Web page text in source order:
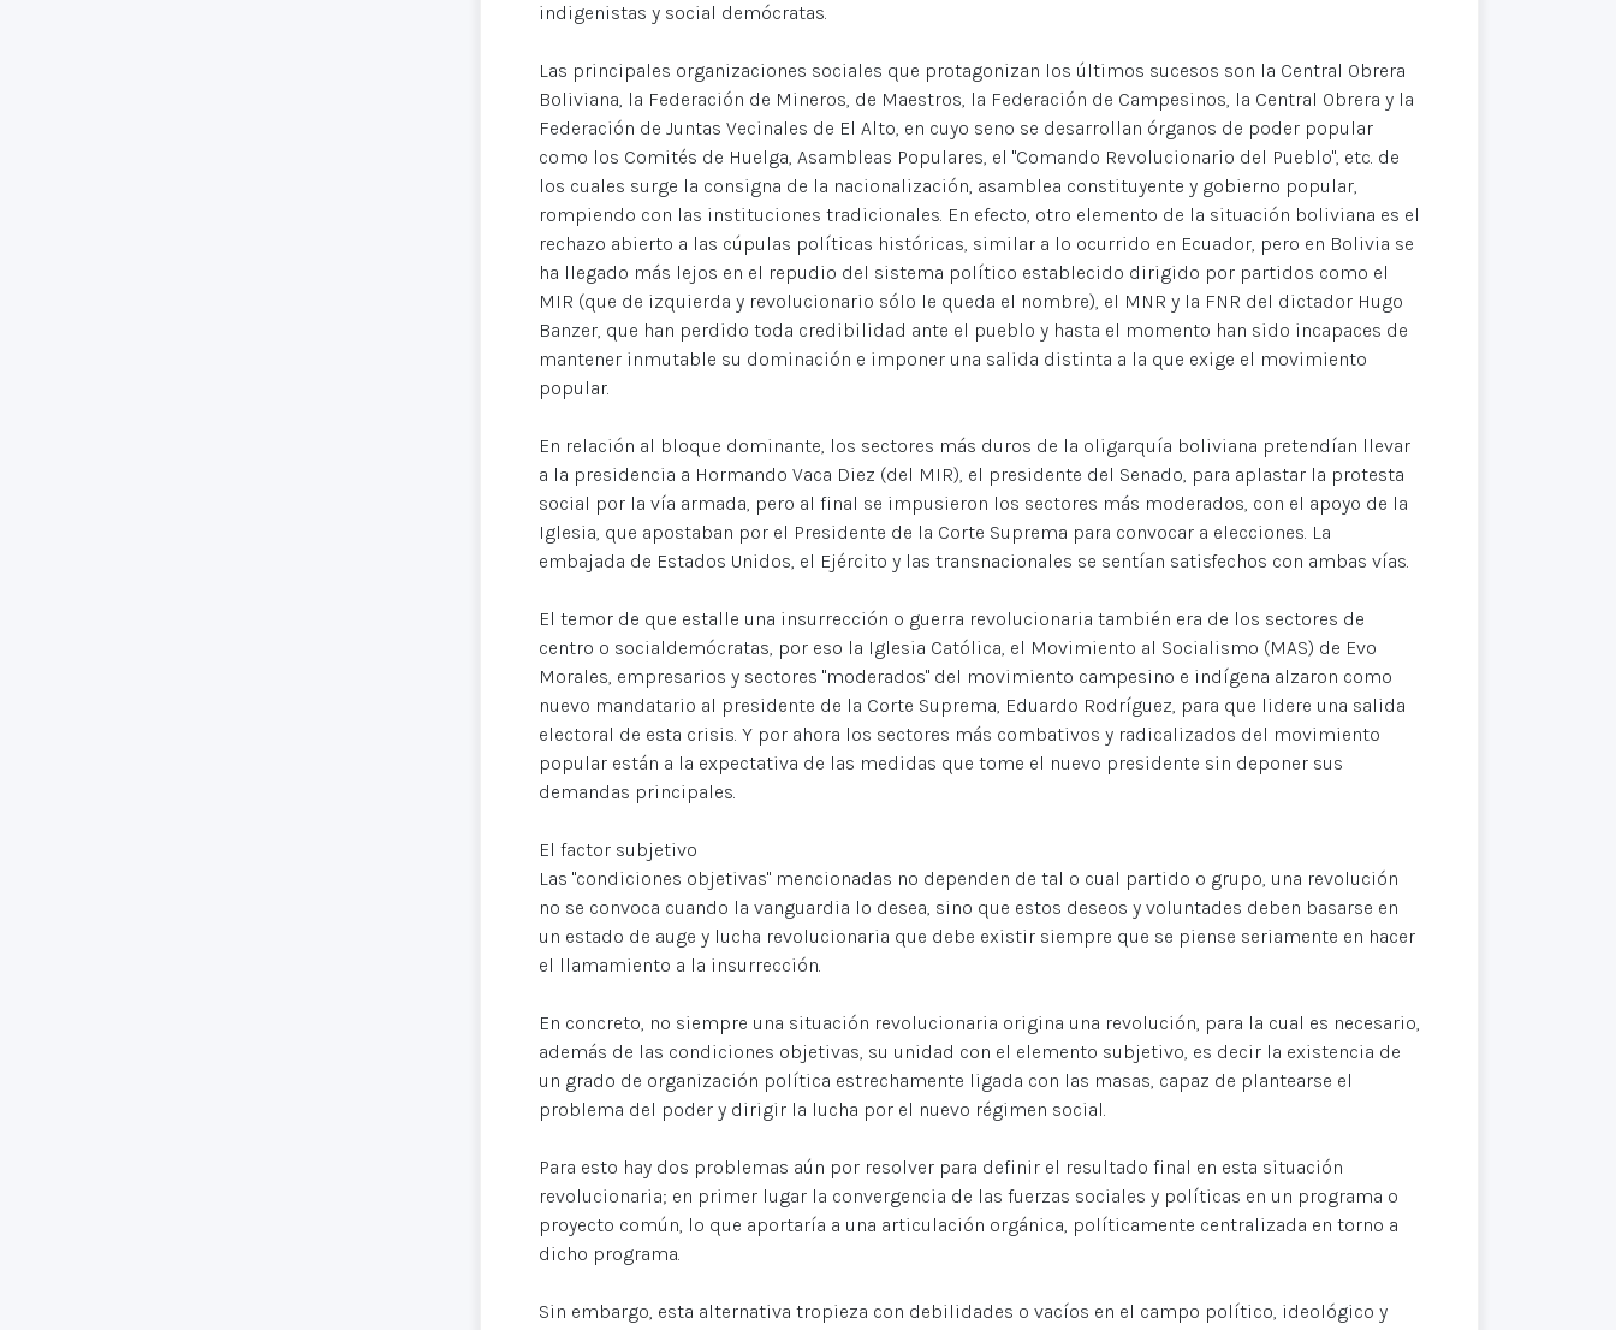
indigenistas y social demócratas.
Las principales organizaciones sociales que protagonizan los últimos sucesos son la Central Obrera
Boliviana, la Federación de Mineros, de Maestros, la Federación de Campesinos, la Central Obrera y la
Federación de Juntas Vecinales de El Alto, en cuyo seno se desarrollan órganos de poder popular
como los Comités de Huelga, Asambleas Populares, el "Comando Revolucionario del Pueblo", etc. de
los cuales surge la consigna de la nacionalización, asamblea constituyente y gobierno popular,
rompiendo con las instituciones tradicionales. En efecto, otro elemento de la situación boliviana es el
rechazo abierto a las cúpulas políticas históricas, similar a lo ocurrido en Ecuador, pero en Bolivia se
ha llegado más lejos en el repudio del sistema político establecido dirigido por partidos como el
MIR (que de izquierda y revolucionario sólo le queda el nombre), el MNR y la FNR del dictador Hugo
Banzer, que han perdido toda credibilidad ante el pueblo y hasta el momento han sido incapaces de
mantener inmutable su dominación e imponer una salida distinta a la que exige el movimiento
popular.
En relación al bloque dominante, los sectores más duros de la oligarquía boliviana pretendían llevar
a la presidencia a Hormando Vaca Diez (del MIR), el presidente del Senado, para aplastar la protesta
social por la vía armada, pero al final se impusieron los sectores más moderados, con el apoyo de la
Iglesia, que apostaban por el Presidente de la Corte Suprema para convocar a elecciones. La
embajada de Estados Unidos, el Ejército y las transnacionales se sentían satisfechos con ambas vías.
El temor de que estalle una insurrección o guerra revolucionaria también era de los sectores de
centro o socialdemócratas, por eso la Iglesia Católica, el Movimiento al Socialismo (MAS) de Evo
Morales, empresarios y sectores "moderados" del movimiento campesino e indígena alzaron como
nuevo mandatario al presidente de la Corte Suprema, Eduardo Rodríguez, para que lidere una salida
electoral de esta crisis. Y por ahora los sectores más combativos y radicalizados del movimiento
popular están a la expectativa de las medidas que tome el nuevo presidente sin deponer sus
demandas principales.
El factor subjetivo
Las "condiciones objetivas" mencionadas no dependen de tal o cual partido o grupo, una revolución
no se convoca cuando la vanguardia lo desea, sino que estos deseos y voluntades deben basarse en
un estado de auge y lucha revolucionaria que debe existir siempre que se piense seriamente en hacer
el llamamiento a la insurrección.
En concreto, no siempre una situación revolucionaria origina una revolución, para la cual es necesario,
además de las condiciones objetivas, su unidad con el elemento subjetivo, es decir la existencia de
un grado de organización política estrechamente ligada con las masas, capaz de plantearse el
problema del poder y dirigir la lucha por el nuevo régimen social.
Para esto hay dos problemas aún por resolver para definir el resultado final en esta situación
revolucionaria; en primer lugar la convergencia de las fuerzas sociales y políticas en un programa o
proyecto común, lo que aportaría a una articulación orgánica, políticamente centralizada en torno a
dicho programa.
Sin embargo, esta alternativa tropieza con debilidades o vacíos en el campo político, ideológico y